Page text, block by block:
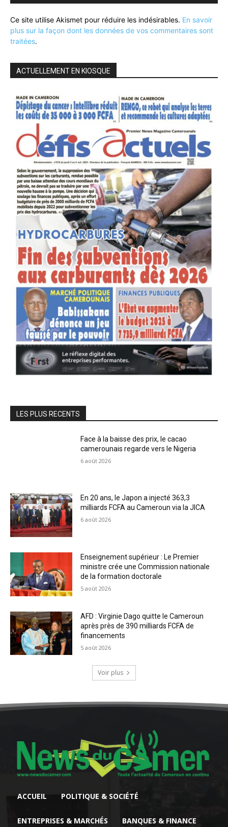
Ce site utilise Akismet pour réduire les indésirables. En savoir
plus sur la façon dont les données de vos commentaires sont
traitées.
ACTUELLEMENT EN KIOSQUE
LES PLUS RECENTS
Face à la baisse des prix, le cacao
camerounais regarde vers le Nigeria
6 août 2026
En 20 ans, le Japon a injecté 363,3
milliards FCFA au Cameroun via la JICA
6 août 2026
Enseignement supérieur : Le Premier
ministre crée une Commission nationale
de la formation doctorale
5 août 2026
AFD : Virginie Dago quitte le Cameroun
après près de 390 milliards FCFA de
financements
5 août 2026
Voir plus
ACCUEIL POLITIQUE & SOCIÉTÉ
ENTREPRISES & MARCHÉS BANQUES & FINANCE